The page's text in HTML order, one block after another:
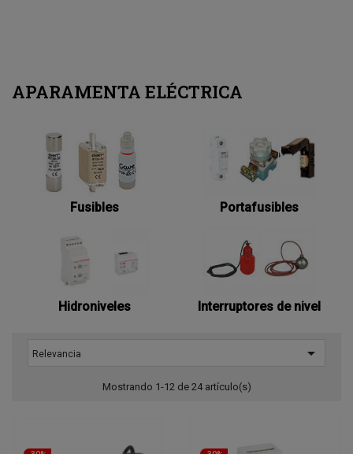
APARAMENTA ELÉCTRICA
Fusibles Portafusibles
Hidroniveles Interruptores de nivel
Relevancia 
Mostrando 1-12 de 24 artículo(s)